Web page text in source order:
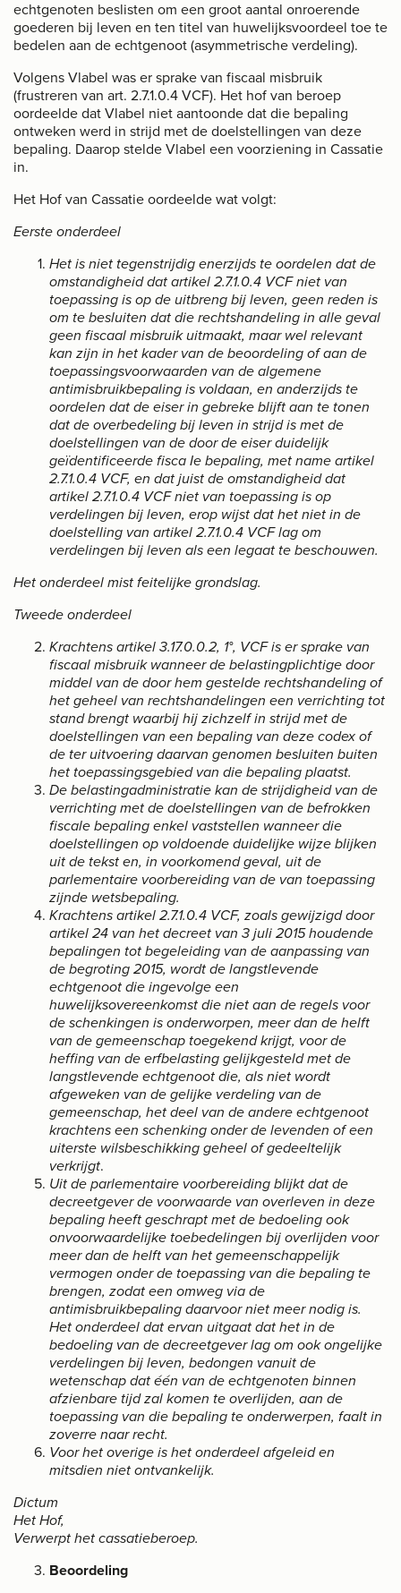
Fiscaal recht
Familie- en erfrecht
Team
Nieuws
Juridische informatie
Privacy
Contact
echtgenoten beslisten om een groot aantal onroerende
goederen bij leven en ten titel van huwelijksvoordeel toe te
bedelen aan de echtgenoot (asymmetrische verdeling).
Volgens Vlabel was er sprake van fiscaal misbruik
(frustreren van art. 2.7.1.0.4 VCF). Het hof van beroep
oordeelde dat Vlabel niet aantoonde dat die bepaling
ontweken werd in strijd met de doelstellingen van deze
bepaling. Daarop stelde Vlabel een voorziening in Cassatie
in.
Het Hof van Cassatie oordeelde wat volgt:
Eerste onderdeel
Het is niet tegenstrijdig enerzijds te oordelen dat de
omstandigheid dat artikel 2.7.1.0.4 VCF niet van
toepassing is op de uitbreng bij leven, geen reden is
om te besluiten dat die rechtshandeling in alle geval
geen fiscaal misbruik uitmaakt, maar wel relevant
kan zijn in het kader van de beoordeling of aan de
toepassingsvoorwaarden van de algemene
antimisbruikbepaling is voldaan, en anderzijds te
oordelen dat de eiser in gebreke blijft aan te tonen
dat de overbedeling bij leven in strijd is met de
doelstellingen van de door de eiser duidelijk
geïdentificeerde fisca Ie bepaling, met name artikel
2.7.1.0.4 VCF, en dat juist de omstandigheid dat
artikel 2.7.1.0.4 VCF niet van toepassing is op
verdelingen bij leven, erop wijst dat het niet in de
doelstelling van artikel 2.7.1.0.4 VCF lag om
verdelingen bij leven als een legaat te beschouwen.
Het onderdeel mist feitelijke grondslag.
Tweede onderdeel
Krachtens artikel 3.17.0.0.2, 1°, VCF is er sprake van
fiscaal misbruik wanneer de belastingplichtige door
middel van de door hem gestelde rechtshandeling of
het geheel van rechtshandelingen een verrichting tot
stand brengt waarbij hij zichzelf in strijd met de
doelstellingen van een bepaling van deze codex of
de ter uitvoering daarvan genomen besluiten buiten
het toepassingsgebied van die bepaling plaatst.
De belastingadministratie kan de strijdigheid van de
verrichting met de doelstellingen van de befrokken
fiscale bepaling enkel vaststellen wanneer die
doelstellingen op voldoende duidelijke wijze blijken
uit de tekst en, in voorkomend geval, uit de
parlementaire voorbereiding van de van toepassing
zijnde wetsbepaling.
Krachtens artikel 2.7.1.0.4 VCF, zoals gewijzigd door
artikel 24 van het decreet van 3 juli 2015 houdende
bepalingen tot begeleiding van de aanpassing van
de begroting 2015, wordt de langstlevende
echtgenoot die ingevolge een
huwelijksovereenkomst die niet aan de regels voor
de schenkingen is onderworpen, meer dan de helft
van de gemeenschap toegekend krijgt, voor de
heffing van de erfbelasting gelijkgesteld met de
langstlevende echtgenoot die, als niet wordt
afgeweken van de gelijke verdeling van de
gemeenschap, het deel van de andere echtgenoot
krachtens een schenking onder de levenden of een
uiterste wilsbeschikking geheel of gedeeltelijk
verkrijgt.
Uit de parlementaire voorbereiding blijkt dat de
decreetgever de voorwaarde van overleven in deze
bepaling heeft geschrapt met de bedoeling ook
onvoorwaardelijke toebedelingen bij overlijden voor
meer dan de helft van het gemeenschappelijk
vermogen onder de toepassing van die bepaling te
brengen, zodat een omweg via de
antimisbruikbepaling daarvoor niet meer nodig is.
Het onderdeel dat ervan uitgaat dat het in de
bedoeling van de decreetgever lag om ook ongelijke
verdelingen bij leven, bedongen vanuit de
wetenschap dat één van de echtgenoten binnen
afzienbare tijd zal komen te overlijden, aan de
toepassing van die bepaling te onderwerpen, faalt in
zoverre naar recht.
Voor het overige is het onderdeel afgeleid en
mitsdien niet ontvankelijk.
Dictum
Het Hof,
Verwerpt het cassatieberoep.
Beoordeling